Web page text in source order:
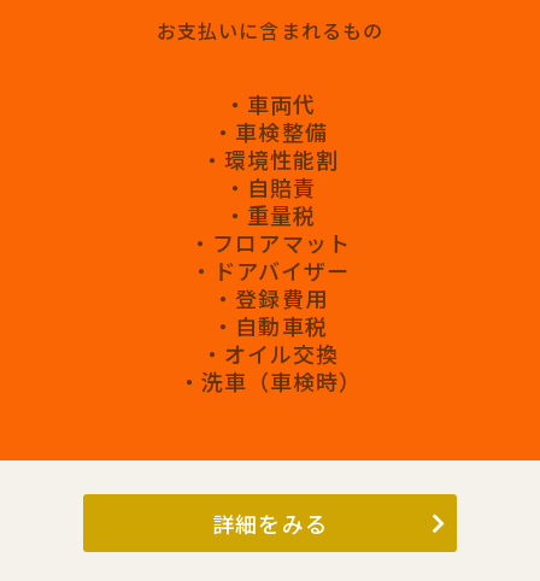
お支払いに含まれるもの
・車両代
・車検整備
・環境性能割
・自賠責
・重量税
・フロアマット
・ドアバイザー
・登録費用
・自動車税
・オイル交換
・洗車（車検時）
詳細をみる